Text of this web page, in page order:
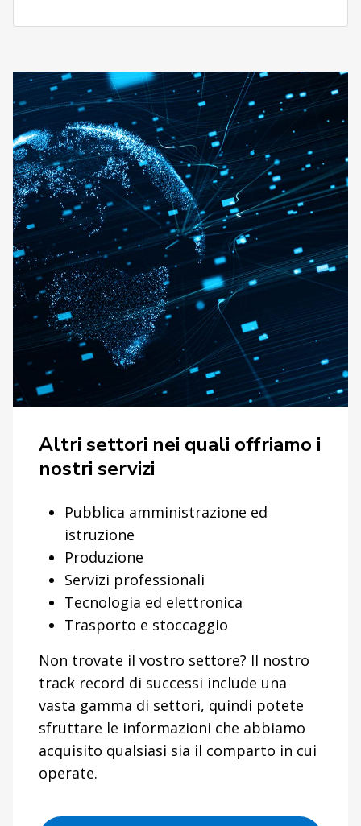
Altri settori nei quali offriamo i
nostri servizi
Pubblica amministrazione ed
istruzione
Produzione
Servizi professionali
Tecnologia ed elettronica
Trasporto e stoccaggio
Non trovate il vostro settore? Il nostro
track record di successi include una
vasta gamma di settori, quindi potete
sfruttare le informazioni che abbiamo
acquisito qualsiasi sia il comparto in cui
operate.